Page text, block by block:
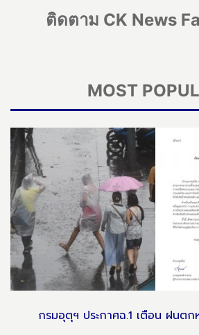
ติดตาม CK News
MOST
กรมอุตุฯ ประกาศฉ.1 เตือน ฝนต